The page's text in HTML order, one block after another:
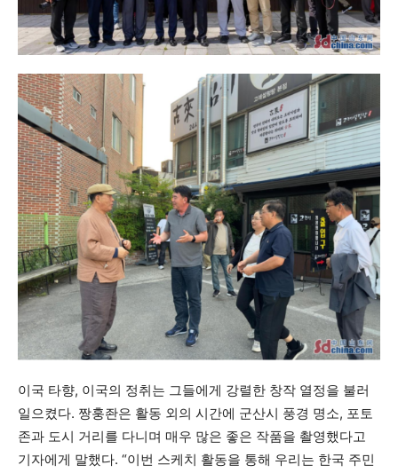
이국 타향, 이국의 정취는 그들에게 강렬한 창작 열정을 불러
일으켰다. 짱훙좐은 활동 외의 시간에 군산시 풍경 명소, 포토
존과 도시 거리를 다니며 매우 많은 좋은 작품을 촬영했다고
기자에게 말했다. “이번 스케치 활동을 통해 우리는 한국 주민